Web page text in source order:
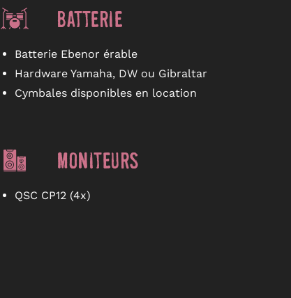
Batterie
Batterie Ebenor érable
Hardware Yamaha, DW ou Gibraltar
Cymbales disponibles en location
Moniteurs
QSC CP12 (4x)